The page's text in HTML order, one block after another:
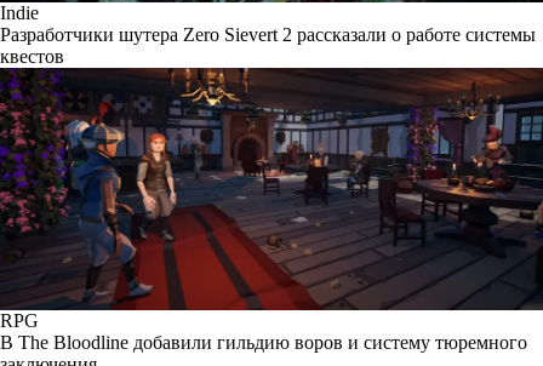
Indie
Разработчики шутера Zero Sievert 2 рассказали о работе системы
квестов
RPG
В The Bloodline добавили гильдию воров и систему тюремного